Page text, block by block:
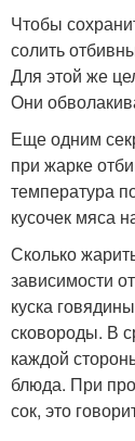
Чтобы
солить
Для этой же
Они
Еще одним
при жарке
температура
кусочек мяса
Сколько
зависимости
куска
сковороды. В
каждой
блюда. При
сок, это